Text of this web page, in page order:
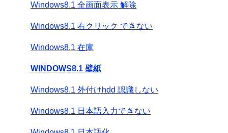
Windows8.1 全画面表示 解除
Windows8.1 右クリック できない
Windows8.1 在庫
WINDOWS8.1 壁紙
Windows8.1 外付けhdd 認識しない
Windows8.1 日本語入力できない